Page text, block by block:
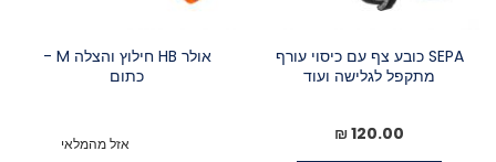
SEPA כובע צף עם כיסוי עורף
מתקפל לגלישה ועוד
120.00 ₪
אולר HB חילוץ והצלה M -
כתום
אזל מהמלאי